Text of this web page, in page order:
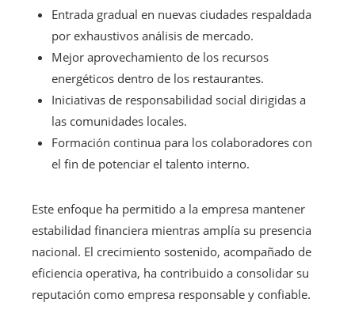
Entrada gradual en nuevas ciudades respaldada
por exhaustivos análisis de mercado.
Mejor aprovechamiento de los recursos
energéticos dentro de los restaurantes.
Iniciativas de responsabilidad social dirigidas a
las comunidades locales.
Formación continua para los colaboradores con
el fin de potenciar el talento interno.
Este enfoque ha permitido a la empresa mantener
estabilidad financiera mientras amplía su presencia
nacional. El crecimiento sostenido, acompañado de
eficiencia operativa, ha contribuido a consolidar su
reputación como empresa responsable y confiable.